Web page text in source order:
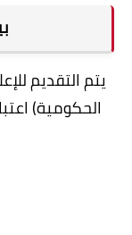
يتم التقديم